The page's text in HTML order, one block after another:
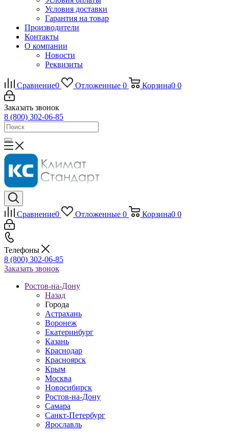
Условия доставки
Гарантия на товар
Производители
Контакты
О компании
Новости
Реквизиты
Сравнение0 Отложенные 0 Корзина0 0
Заказать звонок
8 (800) 302-06-85
Сравнение0 Отложенные 0 Корзина0 0
Телефоны
8 (800) 302-06-85
Заказать звонок
Ростов-на-Дону
Назад
Города
Астрахань
Воронеж
Екатеринбург
Казань
Краснодар
Красноярск
Крым
Москва
Новосибирск
Ростов-на-Дону
Самара
Санкт-Петербург
Ярославль